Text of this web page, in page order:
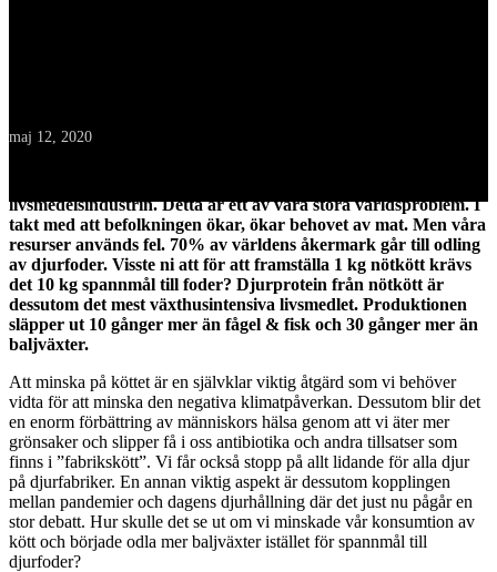
maj 12, 2020
livsmedelsindustrin. Detta är ett av våra stora världsproblem. I
takt med att befolkningen ökar, ökar behovet av mat. Men våra
resurser används fel. 70% av världens åkermark går till odling
av djurfoder. Visste ni att för att framställa 1 kg nötkött krävs
det 10 kg spannmål till foder? Djurprotein från nötkött är
dessutom det mest växthusintensiva livsmedlet. Produktionen
släpper ut 10 gånger mer än fågel & fisk och 30 gånger mer än
baljväxter.
Att minska på köttet är en självklar viktig åtgärd som vi behöver
vidta för att minska den negativa klimatpåverkan. Dessutom blir det
en enorm förbättring av människors hälsa genom att vi äter mer
grönsaker och slipper få i oss antibiotika och andra tillsatser som
finns i ”fabrikskött”. Vi får också stopp på allt lidande för alla djur
på djurfabriker. En annan viktig aspekt är dessutom kopplingen
mellan pandemier och dagens djurhållning där det just nu pågår en
stor debatt. Hur skulle det se ut om vi minskade vår konsumtion av
kött och började odla mer baljväxter istället för spannmål till
djurfoder?